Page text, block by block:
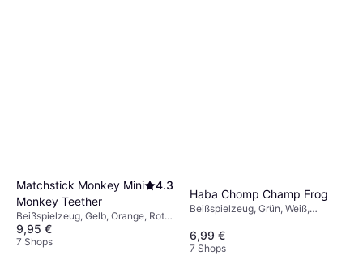
Matchstick Monkey Mini
Monkey Teether
4.3
Beißspielzeug, Gelb, Orange, Rot,
Rosa, Blau, Grün, Grau, Material:
Silikon
9,95 €
7 Shops
Haba Chomp Champ Frog
Beißspielzeug, Grün, Weiß,
Polyester
6,99 €
7 Shops